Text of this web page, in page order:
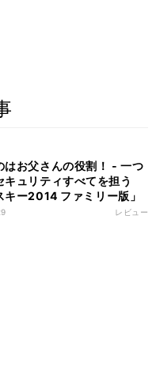
はお父さんの役割！ - 一つ
キュリティすべてを担う
キー2014 ファミリー版」
レビュー